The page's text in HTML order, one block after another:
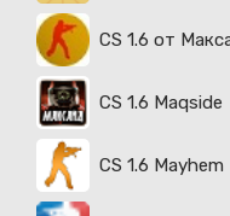
CS 1.6 от
CS 1.6 Maqside
CS 1.6 Mayhem